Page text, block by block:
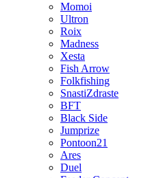
Momoi
Ultron
Roix
Madness
Xesta
Fish Arrow
Folkfishing
SnastiZdraste
BFT
Black Side
Jumprize
Pontoon21
Ares
Duel